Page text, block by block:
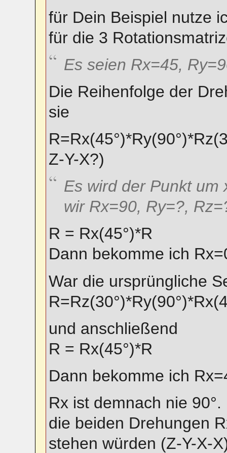
für Dein Beispiel nutze
für die 3
Es seien Rx=45,
Die Reihenfolge der
sie
Z-Y-X?)
Es wird der Punkt um
wir Rx=90, Ry=?,
R = Rx(45°)*R
Dann bekomme ich
War die ursprüngliche
und anschließend
R = Rx(45°)*R
Dann bekomme ich
Rx ist demnach nie
die beiden Drehungen
stehen würden (Z-Y-X-